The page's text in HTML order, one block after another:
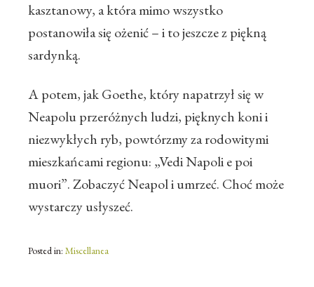
kasztanowy, a która mimo wszystko
postanowiła się ożenić – i to jeszcze z piękną
sardynką.
A potem, jak Goethe, który napatrzył się w
Neapolu przeróżnych ludzi, pięknych koni i
niezwykłych ryb, powtórzmy za rodowitymi
mieszkańcami regionu: „Vedi Napoli e poi
muori”. Zobaczyć Neapol i umrzeć. Choć może
wystarczy usłyszeć.
Posted in: Miscellanea